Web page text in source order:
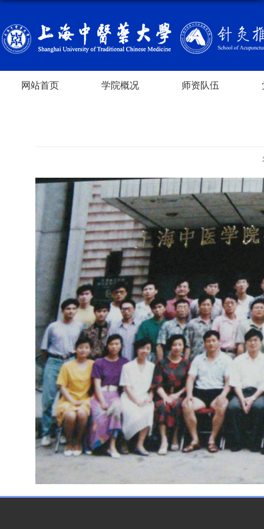
网站首页 学院概况 师资队伍